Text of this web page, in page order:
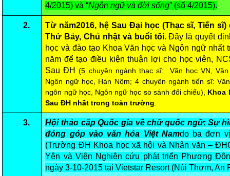
4/2015) và “Ngôn ngữ và đời sống” (số 4/2015).
2.
Từ năm2016, hệ Sau Đại học (Thạc sĩ, Tiến
Thứ Bảy, Chủ nhật và buổi tối.Đây là quyết
học và đào tạo Khoa Văn học và Ngôn ngữ nhất
năm để tạo điều kiện thuận lợi cho học viên,
Sau ĐH(5 chuyên ngành thạc sĩ: Văn học VN,
Ngôn ngữ học, Hán Nôm; 4 chuyên ngành tiến sĩ:
ngôn ngữ học, Ngôn ngữ học so sánh đối chiếu), Khoa
Sau ĐH nhất trong toàn trường
3.
Hội thảo cấp Quốc gia về chữ quốc ngữ: Sự
đóng góp vào văn hóa Việt Namdo ba đơn
(Trường ĐH Khoa học xã hội và Nhân văn –
Yên và Viện Nghiên cứu phát triển Phương
ngày 3-10-2015 tại Vietstar Resort (Núi Thơm, An